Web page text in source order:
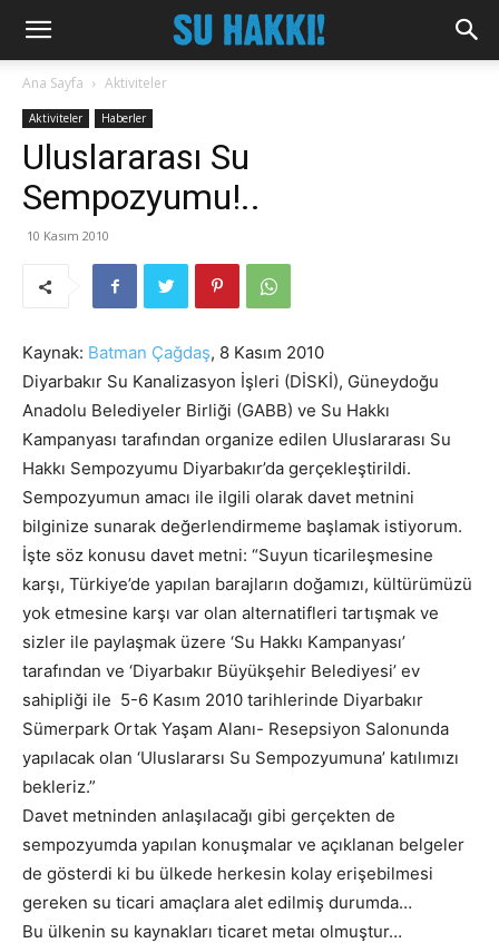
Ana Sayfa Aktiviteler
Aktiviteler Haberler
Uluslararası Su
Sempozyumu!..
10 Kasım 2010
Kaynak: Batman Çağdaş, 8 Kasım 2010
Diyarbakır Su Kanalizasyon İşleri (DİSKİ), Güneydoğu
Anadolu Belediyeler Birliği (GABB) ve Su Hakkı
Kampanyası tarafından organize edilen Uluslararası Su
Hakkı Sempozyumu Diyarbakır’da gerçekleştirildi.
Sempozyumun amacı ile ilgili olarak davet metnini
bilginize sunarak değerlendirmeme başlamak istiyorum.
İşte söz konusu davet metni: “Suyun ticarileşmesine
karşı, Türkiye’de yapılan barajların doğamızı, kültürümüzü
yok etmesine karşı var olan alternatifleri tartışmak ve
sizler ile paylaşmak üzere ‘Su Hakkı Kampanyası’
tarafından ve ‘Diyarbakır Büyükşehir Belediyesi’ ev
sahipliği ile 5-6 Kasım 2010 tarihlerinde Diyarbakır
Sümerpark Ortak Yaşam Alanı- Resepsiyon Salonunda
yapılacak olan ‘Uluslararsı Su Sempozyumuna’ katılımızı
bekleriz.”
Davet metninden anlaşılacağı gibi gerçekten de
sempozyumda yapılan konuşmalar ve açıklanan belgeler
de gösterdi ki bu ülkede herkesin kolay erişebilmesi
gereken su ticari amaçlara alet edilmiş durumda…
Bu ülkenin su kaynakları ticaret metaı olmuştur…